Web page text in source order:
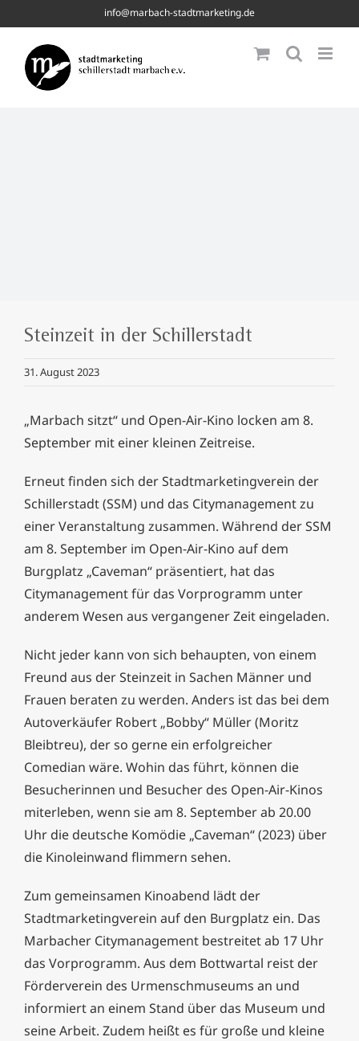
to
content
info@marbach-stadtmarketing.de
Steinzeit in der Schillerstadt
31. August 2023
„Marbach sitzt“ und Open-Air-Kino locken am 8.
September mit einer kleinen Zeitreise.
Erneut finden sich der Stadtmarketingverein der
Schillerstadt (SSM) und das Citymanagement zu
einer Veranstaltung zusammen. Während der SSM
am 8. September im Open-Air-Kino auf dem
Burgplatz „Caveman“ präsentiert, hat das
Citymanagement für das Vorprogramm unter
anderem Wesen aus vergangener Zeit eingeladen.
Nicht jeder kann von sich behaupten, von einem
Freund aus der Steinzeit in Sachen Männer und
Frauen beraten zu werden. Anders ist das bei dem
Autoverkäufer Robert „Bobby“ Müller (Moritz
Bleibtreu), der so gerne ein erfolgreicher
Comedian wäre. Wohin das führt, können die
Besucherinnen und Besucher des Open-Air-Kinos
miterleben, wenn sie am 8. September ab 20.00
Uhr die deutsche Komödie „Caveman“ (2023) über
die Kinoleinwand flimmern sehen.
Zum gemeinsamen Kinoabend lädt der
Stadtmarketingverein auf den Burgplatz ein. Das
Marbacher Citymanagement bestreitet ab 17 Uhr
das Vorprogramm. Aus dem Bottwartal reist der
Förderverein des Urmenschmuseums an und
informiert an einem Stand über das Museum und
seine Arbeit. Zudem heißt es für große und kleine